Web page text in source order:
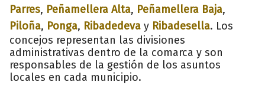
Parres, Peñamellera Alta, Peñamellera Baja,
Piloña, Ponga, Ribadedeva y Ribadesella. Los
concejos representan las divisiones
administrativas dentro de la comarca y son
responsables de la gestión de los asuntos
locales en cada municipio.